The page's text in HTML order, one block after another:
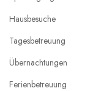
Hausbesuche
Tagesbetreuung
Übernachtungen
Ferienbetreuung